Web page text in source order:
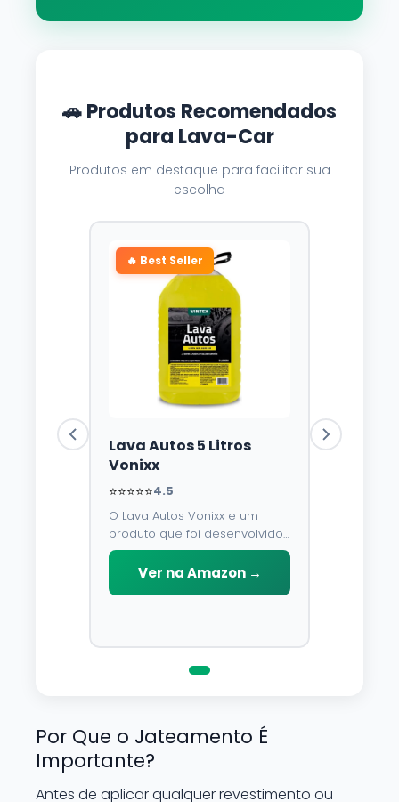
🚗 Produtos Recomendados
para Lava-Car
Produtos em destaque para facilitar sua
escolha
🔥 Best Seller
Lava Autos 5 Litros
Vonixx
⭐⭐⭐⭐⭐4.5
O Lava Autos Vonixx e um
produto que foi desenvolvido
para limpar, proteger e
conservar a lataria do veiculo.
Por possuir pH neutro, pode
Ver na Amazon →
Por Que o Jateamento É
Importante?
Antes de aplicar qualquer revestimento ou